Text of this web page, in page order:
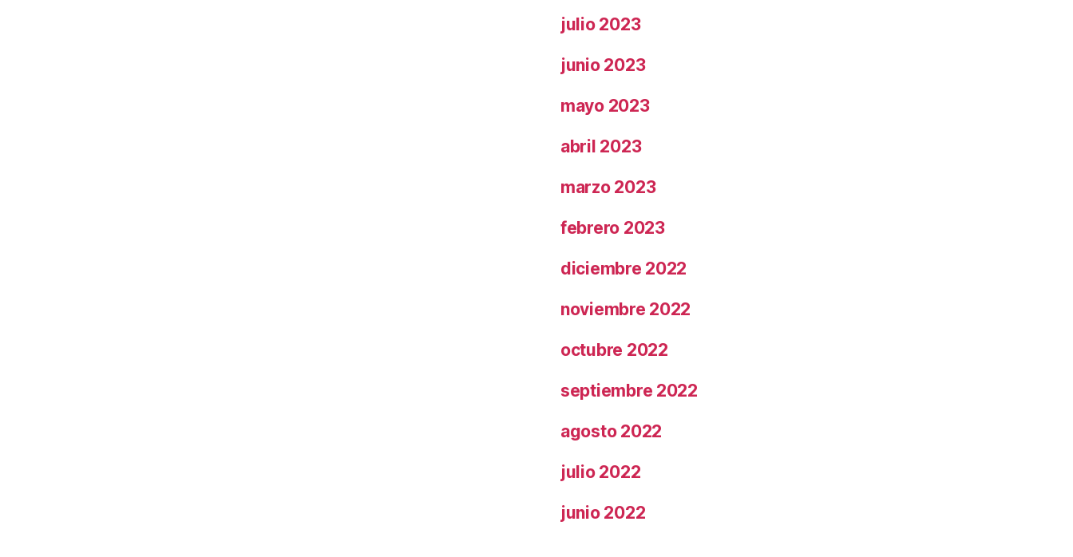
julio 2023
junio 2023
mayo 2023
abril 2023
marzo 2023
febrero 2023
diciembre 2022
noviembre 2022
octubre 2022
septiembre 2022
agosto 2022
julio 2022
junio 2022